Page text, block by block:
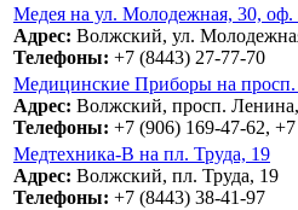
Медея на ул. Молодежная, 30, оф.
Адрес: Волжский, ул.
Телефоны: +7 (8443) 27-77-70
Медицинские Приборы на
Адрес: Волжский, просп.
Телефоны: +7 (906) 169-47-62,
Медтехника-В на пл. Труда, 19
Адрес: Волжский, пл. Труда, 19
Телефоны: +7 (8443) 38-41-97